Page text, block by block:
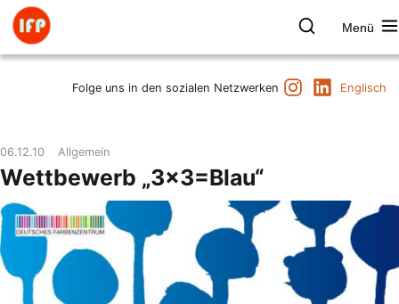
Zum
Inhalt
springen
Farbpsychologie
Menü
Vorträge & Publikationen
Institut
Axel Buether
Kontakt
Folge uns in den sozialen Netzwerken
InstagramLinkedIn
Englisch
06.12.10 Allgemein
Wettbewerb „3×3=Blau“